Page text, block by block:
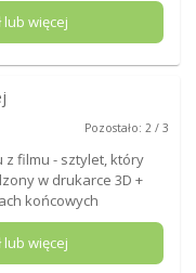
lub więcej
Pozostało: 2 / 3
filmu - sztylet, który
w drukarce 3D +
końcowych
lub więcej